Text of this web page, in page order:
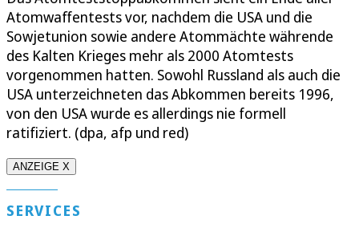
Atomwaffentests vor, nachdem die USA und die
Sowjetunion sowie andere Atommächte währende
des Kalten Krieges mehr als 2000 Atomtests
vorgenommen hatten. Sowohl Russland als auch die
USA unterzeichneten das Abkommen bereits 1996,
von den USA wurde es allerdings nie formell
ratifiziert. (dpa, afp und red)
ANZEIGE X
SERVICES